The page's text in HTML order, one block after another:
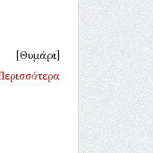
[Θυμάρι]